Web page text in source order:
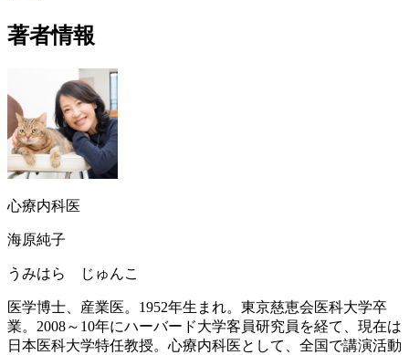
著者情報
心療内科医
海原純子
うみはら じゅんこ
医学博士、産業医。1952年生まれ。東京慈恵会医科大学卒
業。2008～10年にハーバード大学客員研究員を経て、現在は
日本医科大学特任教授。心療内科医として、全国で講演活動